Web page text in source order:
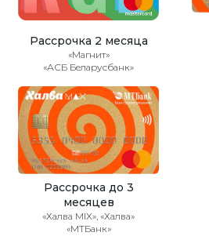
Рассрочка 2 месяца
«Магнит»
«АСБ Беларусбанк»
Рассрочка до 3
месяцев
«Халва MIX», «Халва»
«МТБанк»